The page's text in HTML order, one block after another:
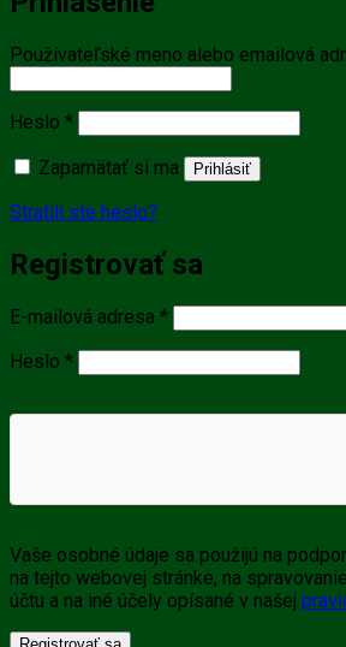
Používateľské meno alebo emailová
Heslo *Povinné
Zapamätať si ma Prihlásiť
Stratili ste heslo?
Registrovať sa
E-mailová adresa *Povinné
Heslo *Povinné
Vaše osobné údaje sa použijú na
na tejto webovej stránke, na
účtu a na iné účely opísané v našej